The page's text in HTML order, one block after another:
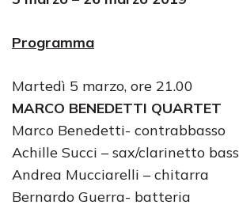
Programma
Martedì 5 marzo, ore 21.00
MARCO BENEDETTI QUARTET
Marco Benedetti- contrabbasso
Achille Succi – sax/clarinetto
Andrea Mucciarelli – chitarra
Bernardo Guerra- batteria